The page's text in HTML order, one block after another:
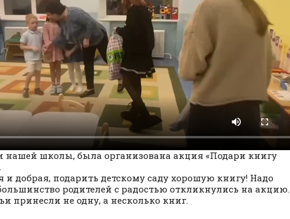
нашей школы, была организована акция «Подари книгу
и добрая, подарить детскому саду хорошую книгу! Надо
родителей с радостью откликнулись на акцию.
принесли не одну, а несколько книг.